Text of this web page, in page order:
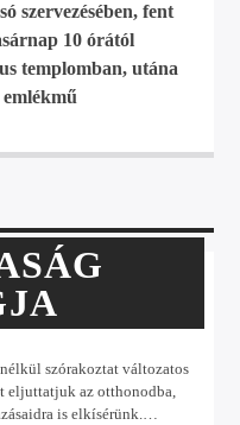
szervezésében, fent
10 órától
templomban, utána
szórakoztat változatos
eljuttatjuk az otthonodba,
is elkísérünk.